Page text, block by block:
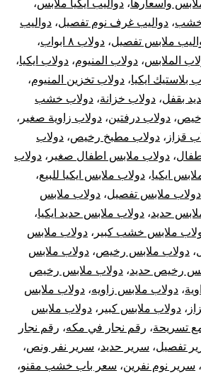
واسعارها، دواليب ايكيا ملابس،
خشب، دواليب غرف نوم تفصيل، دواليب
ملابس تفصيل، دولاب ٨ ابواب
،
الملابس، دولاب المنيوم، دولاب ايكيا،
بلاستيك ايكيا، دولاب تخزين المنيوم،
بقفل، دولاب خزانة، دولاب خشب
، دولاب درفتين، دولاب زاوية صغير ،
قزاز ، دولاب مطبخ رخيص، دولاب
، دولاب ملابس اطفال صغير ، دولاب
ايكيا، دولاب ملابس ايكيا للبيع،
دولاب ملابس تفصيل، دولاب ملابس
حديد، دولاب ملابس حديد ايكيا،
ملابس خشب كبير ، دولاب ملابس
، دولاب ملابس رخيص، دولاب ملابس
رخيص حديد، دولاب ملابس رخيص
، دولاب ملابس زاويه، دولاب ملابس
، دولاب ملابس كبير ، دولاب ملابس
تسريحة، رقم نجار في مكه، رقم نجار
تفصيل، سرير حديد، سرير نفر ونص،
، سرير نوم نفرين، سعر باب خشب مقنو،